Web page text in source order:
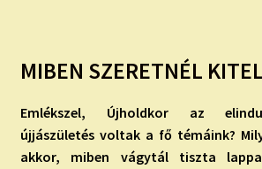
MIBEN SZERETNÉL
Emlékszel, Újholdkor az
újjászületés voltak a fő témáink?
akkor, miben vágytál tiszta